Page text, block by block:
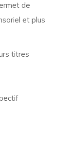
de
et plus
titres